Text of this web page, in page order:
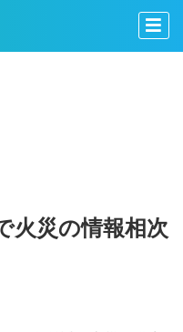
火災の情報相次